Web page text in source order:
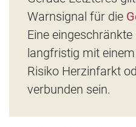
Warnsignal für die
Eine
langfristig mit
Risiko Herzinfarkt
verbunden sein.